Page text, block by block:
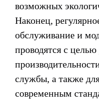
возможных
Наконец,
обслуживание и
проводятся с
службы, а также
современным